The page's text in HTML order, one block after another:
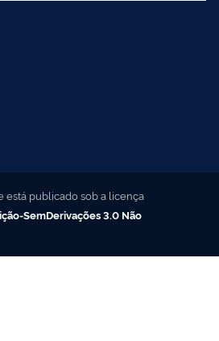
está publicado sob a licença
SemDerivações 3.0 Não